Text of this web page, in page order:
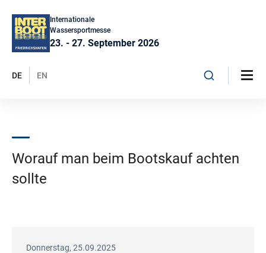
Internationale
Wassersportmesse
23. - 27. September 2026
DE EN
Worauf man beim Bootskauf achten
sollte
Donnerstag, 25.09.2025